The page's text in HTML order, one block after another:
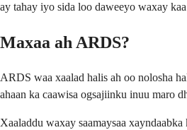
ay tahay iyo sida loo daweeyo waxay
Maxaa ah ARDS?
ARDS waa xaalad halis ah oo nolosha
ahaan ka caawisa ogsajiinku inuu maro
Xaaladdu waxay saamaysaa